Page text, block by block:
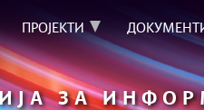
ПРОЈЕКТИ
ЗА